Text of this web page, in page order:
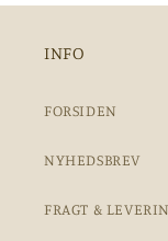
INFO
FORSIDEN
NYHEDSBREV
FRAGT &